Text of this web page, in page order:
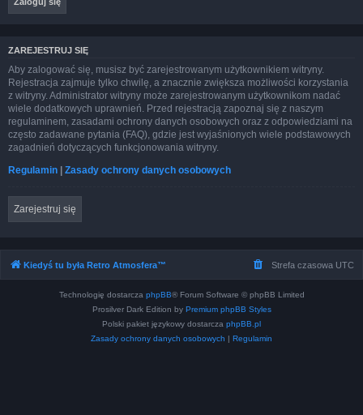
ZAREJESTRUJ SIĘ
Aby zalogować się, musisz być zarejestrowanym użytkownikiem witryny.
Rejestracja zajmuje tylko chwilę, a znacznie zwiększa możliwości korzystania
z witryny. Administrator witryny może zarejestrowanym użytkownikom nadać
wiele dodatkowych uprawnień. Przed rejestracją zapoznaj się z naszym
regulaminem, zasadami ochrony danych osobowych oraz z odpowiedziami na
często zadawane pytania (FAQ), gdzie jest wyjaśnionych wiele podstawowych
zagadnień dotyczących funkcjonowania witryny.
Regulamin | Zasady ochrony danych osobowych
Zarejestruj się
Kiedyś tu była Retro Atmosfera™ Strefa czasowa UTC
Technologię dostarcza phpBB® Forum Software © phpBB Limited
Prosilver Dark Edition by Premium phpBB Styles
Polski pakiet językowy dostarcza phpBB.pl
Zasady ochrony danych osobowych | Regulamin